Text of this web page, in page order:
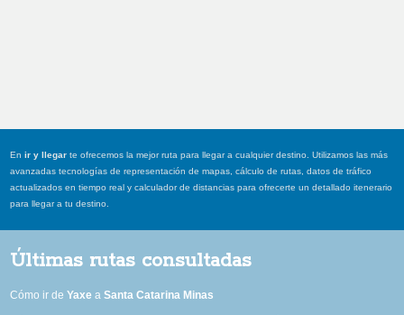
Enir y llegar te ofrecemos la mejor ruta para llegar a cualquier destino. Utilizamos las más
avanzadas tecnologías de representación de mapas, cálculo de rutas, datos de tráfico
actualizados en tiempo real y calculador de distancias para ofrecerte un detallado itenerario
para llegar a tu destino.
Últimas rutas consultadas
Cómo ir deYaxe aSanta Catarina Minas